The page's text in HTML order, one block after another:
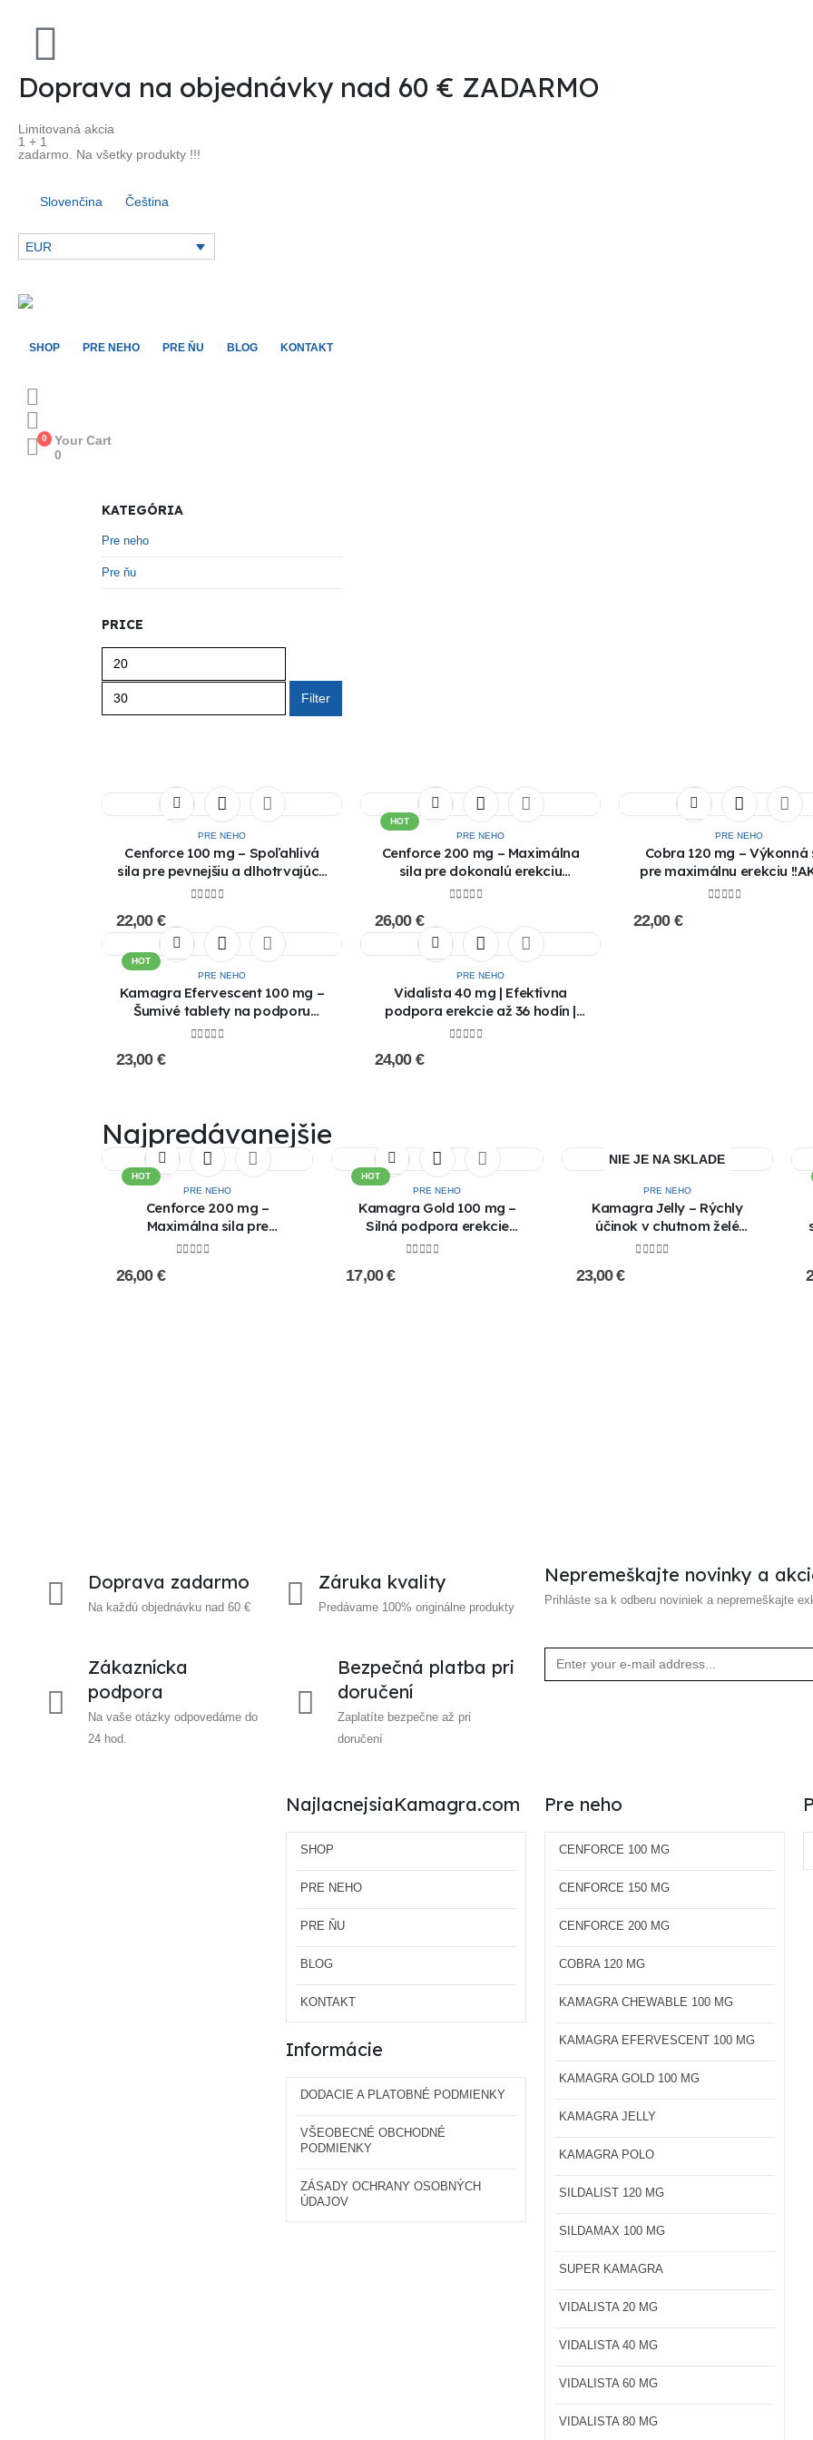
Doprava na objednávky nad 60 € ZADARMO
Limitovaná akcia
1 + 1
zadarmo. Na všetky produkty !!!
Slovenčina Čeština
EUR
SHOP PRE NEHO PRE ŇU BLOG KONTAKT
0
Your Cart
0
PRE NEHO
Cenforce 100 mg – Spoľahlivá
sila pre pevnejšiu a dlhotrvajúcu
erekciu !!AKCIA 1+1 ZADARMO!!
22,00 €
HOT
PRE NEHO
Cenforce 200 mg – Maximálna
sila pre dokonalú erekciu
!!AKCIA 1+1 ZADARMO!!
26,00 €
PRE NEHO
Cobra 120 mg – Výkonná
pre maximálnu erekciu
1+1 ZADARMO!!
22,00 €
HOT
PRE NEHO
Kamagra Efervescent 100 mg –
Šumivé tablety na podporu
erekcie | Rýchly účinok | Kúpiť
23,00 €
PRE NEHO
Vidalista 40 mg | Efektívna
podpora erekcie až 36 hodín |
Kúpiť online !!! AKCIA 1+1
24,00 €
Najpredávanejšie
HOT
PRE NEHO
Cenforce 200 mg –
Maximálna sila pre
dokonalú erekciu !!AKCIA
26,00 €
HOT
PRE NEHO
Kamagra Gold 100 mg –
Silná podpora erekcie
(generikum Viagry) !!! AKCIA
17,00€
NIE JE NA SKLADE
PRE NEHO
Kamagra Jelly – Rýchly
účinok v chutnom želé
!!AKCIA 1+1 ZADARMO!!
23,00€
KATEGÓRIA
Pre neho
Pre ňu
PRICE
Filter
Doprava zadarmo
Na každú objednávku nad 60 €
Záruka kvality
Predávame 100% originálne produkty
Zákaznícka
podpora
Na vaše otázky odpovedáme do
24 hod.
Bezpečná platba pri
doručení
Zaplatíte bezpečne až pri
doručení
Nepremeškajte novinky a
Prihláste sa k odberu noviniek a nepremeškajte
NajlacnejsiaKamagra.com
SHOP
PRE NEHO
PRE ŇU
BLOG
KONTAKT
Informácie
DODACIE A PLATOBNÉ PODMIENKY
VŠEOBECNÉ OBCHODNÉ
PODMIENKY
ZÁSADY OCHRANY OSOBNÝCH
ÚDAJOV
Pre neho
CENFORCE 100 MG
CENFORCE 150 MG
CENFORCE 200 MG
COBRA 120 MG
KAMAGRA CHEWABLE 100 MG
KAMAGRA EFERVESCENT 100 MG
KAMAGRA GOLD 100 MG
KAMAGRA JELLY
KAMAGRA POLO
SILDALIST 120 MG
SILDAMAX 100 MG
SUPER KAMAGRA
VIDALISTA 20 MG
VIDALISTA 40 MG
VIDALISTA 60 MG
VIDALISTA 80 MG